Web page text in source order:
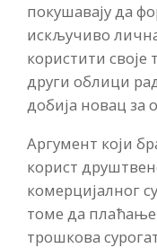
покушавају да
искључиво
користити своје
други облици
добија новац за
Аргумент који
корист
комерцијалног
томе да
трошкова